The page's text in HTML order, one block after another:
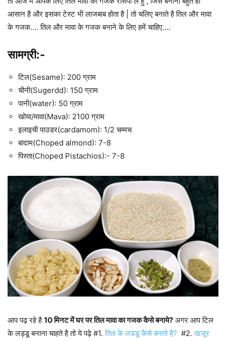
आसान है और इसका टेस्ट भी लाजबाब होता है | तो चलिए बनाते है तिल और मावा
के गजक…. तिल और मावा के गजक बनाने के लिए हमें चाहिए….
सामग्री:-
टिल(Sesame): 200 ग्राम
चीनी(Sugerdd): 150 ग्राम
पानी(water): 50 ग्राम
खोया/मावा(Mava): 2100 ग्राम
इलाइची पाउडर(cardamom): 1/2 चम्मच
बादाम(Choped almond): 7-8
पिस्ता(Choped Pistachios):- 7-8
आप पढ़ रहे है10 मिनट में घर पर तिल मावा का गजक कैसे बनाये? अगर आप टिल
के लड्डू बनाना चाहते है तो ये पढ़े #1.तिल के लडडू कैसे बनाते है? #2.खजूर